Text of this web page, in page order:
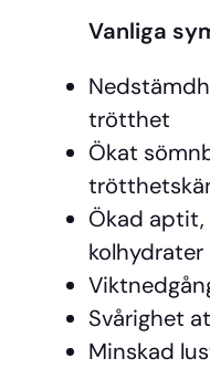
Vanliga
trötthet
Ökat
Ökad aptit,
kolhydrater
Svårighet
Minskad